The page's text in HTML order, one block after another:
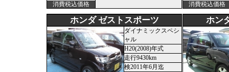
消費税込価格 消費税込価格
ホンダ ゼストスポーツ
ダイナミックスペシ
ャル
H20(2008)年式
走行9430km
検2011年6月迄
ホン